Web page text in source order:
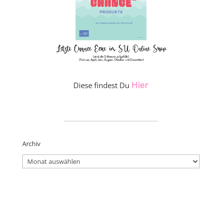
Diese findest Du Hier
Archiv
Archiv